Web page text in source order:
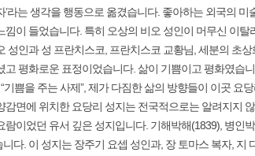
’라는 생각을 행동으로 옮겼습니다. 좋아하는 외국의
낌이 들었습니다. 특히 오상의 비오 성인이 머무신 이
성인과 성 프란치스코, 프란치스코 교황님, 세분의 초
고 평화로운 표정이었습니다. 삶이 기쁨이고 평화였습
기쁨을 주는 사제”, 제가 다짐한 삶의 방향들이 이곳 요
감면에 위치한 요당리 성지는 전국적으로는 알려지지
람이었던 유서 깊은 성지입니다. 기해박해(1839), 병인
다. 이 성지는 장주기 요셉 성인과, 장 토마스 복자,